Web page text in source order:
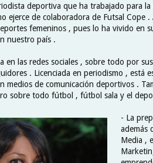
deportiva que ha trabajado para la
ejerce de colaboradora de Futsal Cope
femeninos , pues lo ha vivido en
nuestro país .
en las redes sociales , sobre todo por
. Licenciada en periodismo , está
medios de comunicación deportivos .
sobre todo fútbol , fútbol sala y el
- La
además
Media ,